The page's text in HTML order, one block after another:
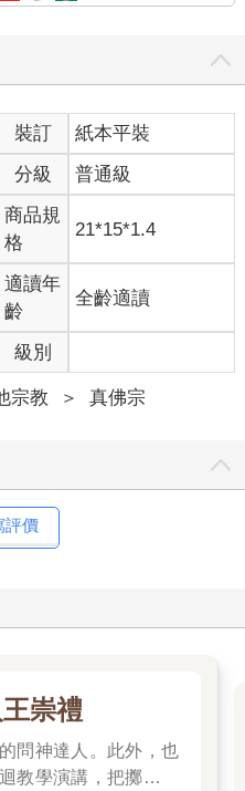
光，凡夫一個，我們大夥嚇嚇
。......
很甜。
焦黑，只有一隻眼睛，怒目瞪
平我也怕那長長的東西，覺
空，烈焰焚燃，鬼火烈焰的聲
鬼的叫喊，可怖的笑聲及哭
的骨髓、頭顱、斷手、斷腳，
的屍塊，小鬼們騎著骷髏
內心驚覺，這是那些東西的幻
把這些景象，當成一場電影
裝訂
紙本平裝
分級 普通級
商品規
格
21*15*1.4
適讀年
齡
全齡適讀
級別
宗教 ＞ 真佛宗
評價
崇禮
問神達人。此外，也
教學演講，把擲筊、